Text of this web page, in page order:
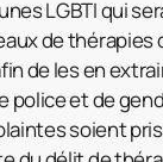
LGBTI qui
de thérapies
de les en
police et de
soient